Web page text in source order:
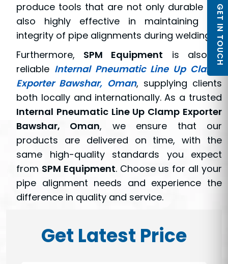
produce tools that are not only durable but
also highly effective in maintaining the
integrity of pipe alignments during welding.
Furthermore, SPM Equipment is also a
reliable Internal Pneumatic Line Up Clamp
Exporter Bawshar, Oman, supplying clients
both locally and internationally. As a trusted
Internal Pneumatic Line Up Clamp Exporter
Bawshar, Oman, we ensure that our
products are delivered on time, with the
same high-quality standards you expect
from SPM Equipment. Choose us for all your
pipe alignment needs and experience the
difference in quality and service.
Get Latest Price
GET IN TOUCH